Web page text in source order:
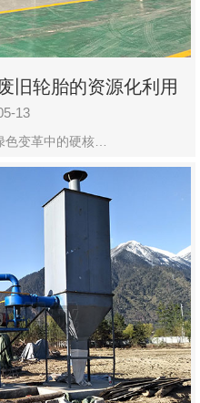
旧轮胎的资源化利用
13
色变革中的硬核…